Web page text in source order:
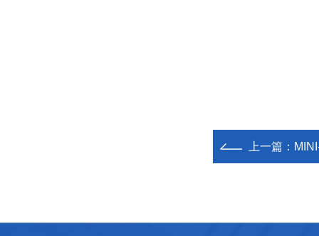
上一篇：